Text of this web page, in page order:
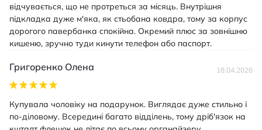
відчувається, що не протреться за місяць. Внутрішня
підкладка дуже м'яка, як стьобана ковдра, тому за корпус
дорогого павербанка спокійна. Окремий плюс за зовнішню
кишеню, зручно туди кинути телефон або паспорт.
Григоренко Олена 18.04.2026
Купувала чоловіку на подарунок. Виглядає дуже стильно і
по-діловому. Всередині багато відділень, тому дріб'язок на